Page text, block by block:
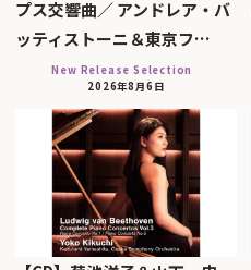
プス交響曲／ アンドレア・バ
ッティストーニ＆東京フ…
New Release Selection
2026年8月6日